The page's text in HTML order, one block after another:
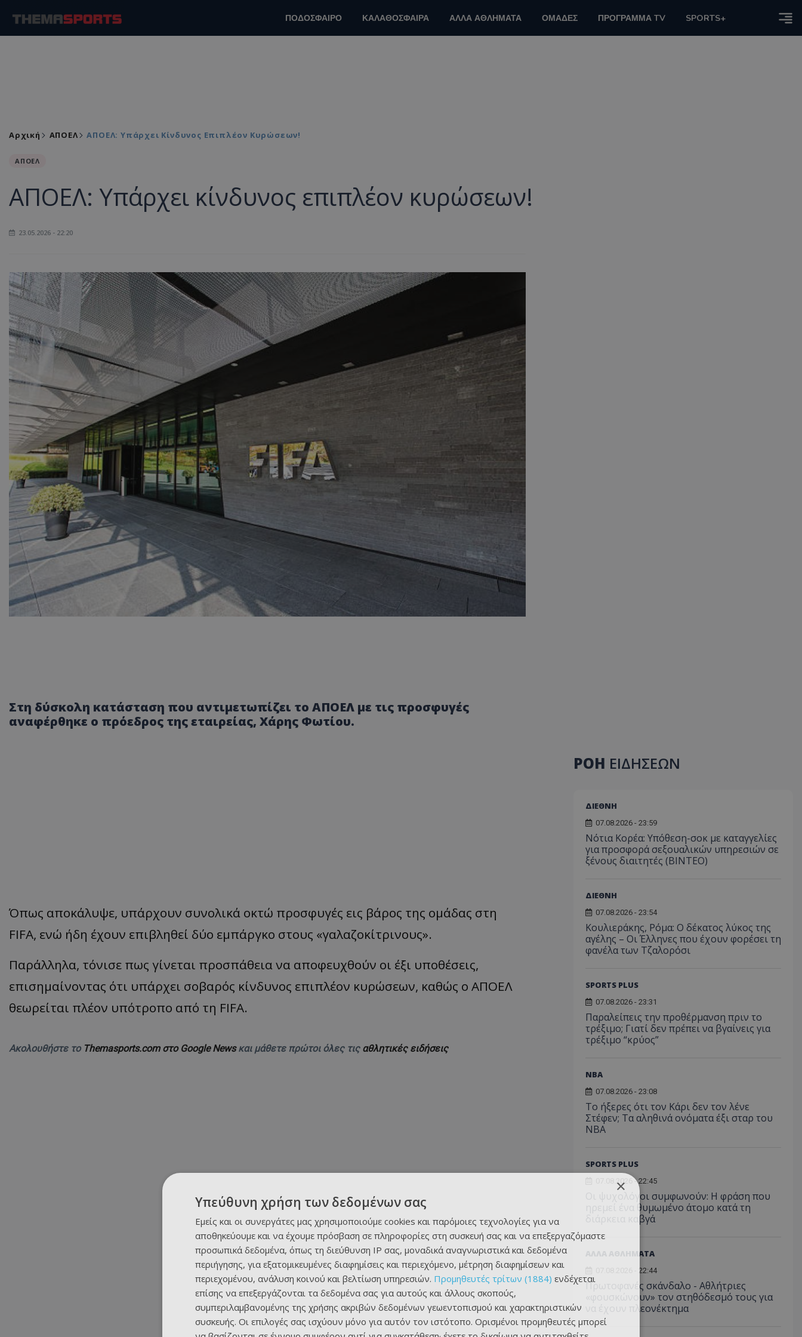
ΠΟΔΟΣΦΑΙΡΟ ΚΑΛΑΘΟΣΦΑΙΡΑ ΑΛΛΑ ΑΘΛΗΜΑΤΑ ΟΜΑΔΕΣ ΠΡΟΓΡΑΜΜΑ TV SPORTS+
Αρχική ΑΠΟΕΛ ΑΠΟΕΛ: Υπάρχει Κίνδυνος Επιπλέον Κυρώσεων!
ΑΠΟΕΛ
ΑΠΟΕΛ: Υπάρχει κίνδυνος επιπλέον κυρώσεων!
23.05.2026 - 22:20
Στη δύσκολη κατάσταση που αντιμετωπίζει το ΑΠΟΕΛ με τις προσφυγές
αναφέρθηκε ο πρόεδρος της εταιρείας, Χάρης Φωτίου.
Όπως αποκάλυψε, υπάρχουν συνολικά οκτώ προσφυγές εις βάρος της ομάδας στη
FIFA, ενώ ήδη έχουν επιβληθεί δύο εμπάργκο στους «γαλαζοκίτρινους».
Παράλληλα, τόνισε πως γίνεται προσπάθεια να αποφευχθούν οι έξι υποθέσεις,
επισημαίνοντας ότι υπάρχει σοβαρός κίνδυνος επιπλέον κυρώσεων, καθώς ο ΑΠΟΕΛ
θεωρείται πλέον υπότροπο από τη FIFA.
Ακολουθήστε το Themasports.com στο Google Newsκαι μάθετε πρώτοι όλες τις αθλητικές ειδήσεις
ΡΟΗ ΕΙΔΗΣΕΩΝ
ΔΙΕΘΝΗ
07.08.2026 - 23:59
Νότια Κορέα: Υπόθεση-σοκ με καταγγελίες
για προσφορά σεξουαλικών υπηρεσιών σε
ξένους διαιτητές (BINTEO)
ΔΙΕΘΝΗ
07.08.2026 - 23:54
Κουλιεράκης, Ρόμα: Ο δέκατος λύκος της
αγέλης – Οι Έλληνες που έχουν φορέσει τη
φανέλα των Τζαλορόσι
SPORTS PLUS
07.08.2026 - 23:31
Παραλείπεις την προθέρμανση πριν το
τρέξιμο; Γιατί δεν πρέπει να βγαίνεις για
τρέξιμο “κρύος”
NBA
07.08.2026 - 23:08
Το ήξερες ότι τον Κάρι δεν τον λένε
Στέφεν; Τα αληθινά ονόματα έξι σταρ του
NBA
SPORTS PLUS
07.08.2026 - 22:45
Οι ψυχολόγοι συμφωνούν: Η φράση που
ηρεμεί ένα θυμωμένο άτομο κατά τη
διάρκεια καβγά
ΑΛΛΑ ΑΘΛΗΜΑΤΑ
07.08.2026 - 22:44
Πρωτοφανές σκάνδαλο - Aθλήτριες
«φουσκώνουν» τον στηθόδεσμό τους για
να έχουν πλεονέκτημα
×
Υπεύθυνη χρήση των δεδομένων σας
Εμείς και οι συνεργάτες μας χρησιμοποιούμε cookies και παρόμοιες τεχνολογίες για να
αποθηκεύουμε και να έχουμε πρόσβαση σε πληροφορίες στη συσκευή σας και να επεξεργαζόμαστε
προσωπικά δεδομένα, όπως τη διεύθυνση IP σας, μοναδικά αναγνωριστικά και δεδομένα
περιήγησης, για εξατομικευμένες διαφημίσεις και περιεχόμενο, μέτρηση διαφημίσεων και
περιεχομένου, ανάλυση κοινού και βελτίωση υπηρεσιών. Προμηθευτές τρίτων (1884) ενδέχεται
επίσης να επεξεργάζονται τα δεδομένα σας για αυτούς και άλλους σκοπούς,
συμπεριλαμβανομένης της χρήσης ακριβών δεδομένων γεωεντοπισμού και χαρακτηριστικών
συσκευής. Οι επιλογές σας ισχύουν μόνο για αυτόν τον ιστότοπο. Ορισμένοι προμηθευτές μπορεί